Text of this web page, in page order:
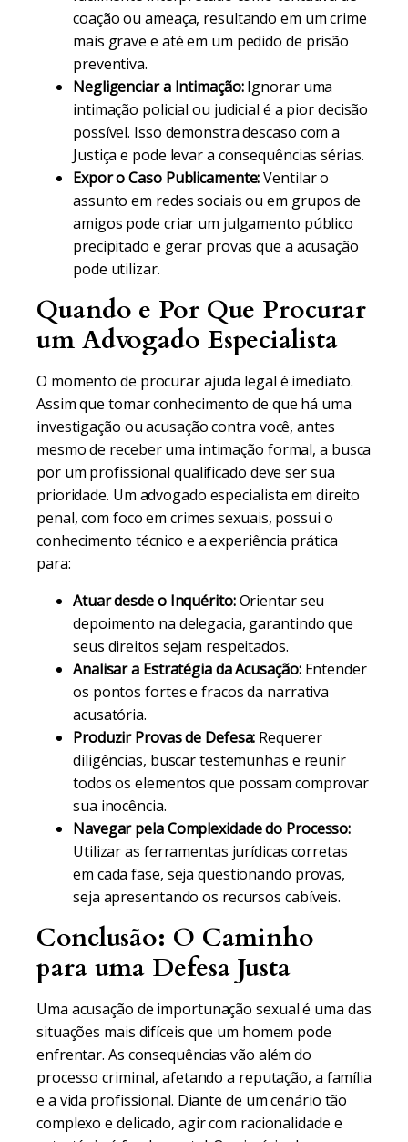
coação ou ameaça, resultando em um crime
mais grave e até em um pedido de prisão
preventiva.
Negligenciar a Intimação:Ignorar uma
intimação policial ou judicial é a pior decisão
possível. Isso demonstra descaso com a
Justiça e pode levar a consequências sérias.
Expor o Caso Publicamente:Ventilar o
assunto em redes sociais ou em grupos de
amigos pode criar um julgamento público
precipitado e gerar provas que a acusação
pode utilizar.
Quando e Por Que Procurar
um Advogado Especialista
O momento de procurar ajuda legal é imediato.
Assim que tomar conhecimento de que há uma
investigação ou acusação contra você, antes
mesmo de receber uma intimação formal, a busca
por um profissional qualificado deve ser sua
prioridade. Um advogado especialista em direito
penal, com foco em crimes sexuais, possui o
conhecimento técnico e a experiência prática
para:
Atuar desde o Inquérito:Orientar seu
depoimento na delegacia, garantindo que
seus direitos sejam respeitados.
Analisar a Estratégia da Acusação:Entender
os pontos fortes e fracos da narrativa
acusatória.
Produzir Provas de Defesa: Requerer
diligências, buscar testemunhas e reunir
todos os elementos que possam comprovar
sua inocência.
Navegar pela Complexidade do Processo:
Utilizar as ferramentas jurídicas corretas
em cada fase, seja questionando provas,
seja apresentando os recursos cabíveis.
Conclusão: O Caminho
para uma Defesa Justa
Uma acusação de importunação sexual é uma das
situações mais difíceis que um homem pode
enfrentar. As consequências vão além do
processo criminal, afetando a reputação, a família
e a vida profissional. Diante de um cenário tão
complexo e delicado, agir com racionalidade e